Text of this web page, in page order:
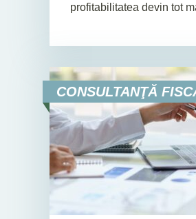
profitabilitatea devin tot
CONSULTANŢĂ